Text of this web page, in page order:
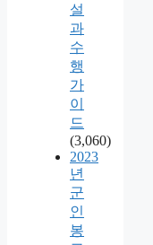
설
과
수
행
가
이
드
(3,060)
2023
년
군
인
봉